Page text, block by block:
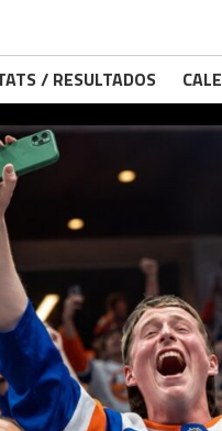
/ RESULTADOS